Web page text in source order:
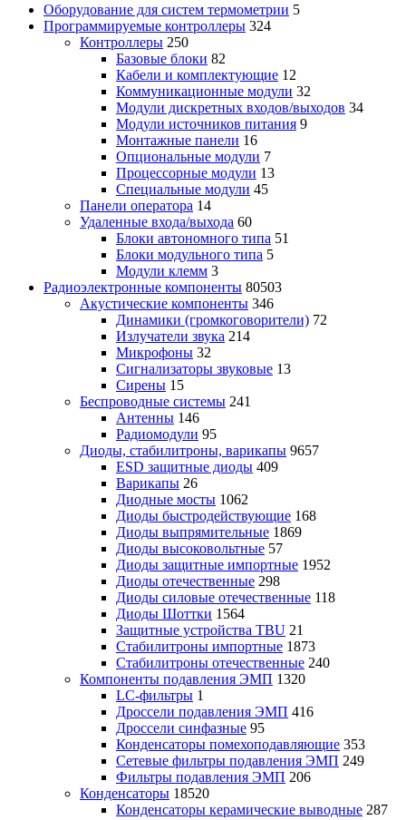
Оборудование для систем термометрии 5
Программируемые контроллеры 324
Контроллеры 250
Базовые блоки 82
Кабели и комплектующие 12
Коммуникационные модули 32
Модули дискретных входов/выходов 34
Модули источников питания 9
Монтажные панели 16
Опциональные модули 7
Процессорные модули 13
Специальные модули 45
Панели оператора 14
Удаленные входа/выхода 60
Блоки автономного типа 51
Блоки модульного типа 5
Модули клемм 3
Радиоэлектронные компоненты 80503
Акустические компоненты 346
Динамики (громкоговорители) 72
Излучатели звука 214
Микрофоны 32
Сигнализаторы звуковые 13
Сирены 15
Беспроводные системы 241
Антенны 146
Радиомодули 95
Диоды, стабилитроны, варикапы 9657
ESD защитные диоды 409
Варикапы 26
Диодные мосты 1062
Диоды быстродействующие 168
Диоды выпрямительные 1869
Диоды высоковольтные 57
Диоды защитные импортные 1952
Диоды отечественные 298
Диоды силовые отечественные 118
Диоды Шоттки 1564
Защитные устройства TBU 21
Стабилитроны импортные 1873
Стабилитроны отечественные 240
Компоненты подавления ЭМП 1320
LC-фильтры 1
Дроссели подавления ЭМП 416
Дроссели синфазные 95
Конденсаторы помехоподавляющие 353
Сетевые фильтры подавления ЭМП 249
Фильтры подавления ЭМП 206
Конденсаторы 18520
Конденсаторы керамические выводные 287